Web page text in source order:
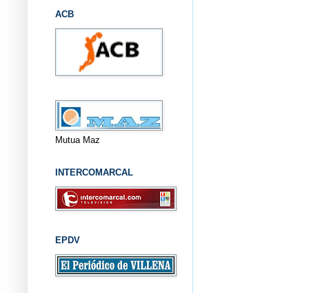
ACB
Mutua Maz
INTERCOMARCAL
EPDV